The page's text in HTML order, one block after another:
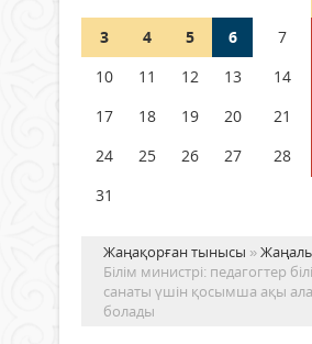
Германия аптап ыстыққа
бастады
04 тамыз 2026 ж.
3
4 5 6 7
10
11 12 13 14
17
18 19 20 21
24
25 26 27 28
31
Жаңақорған тынысы »
Білім министрі: педагогтер
санаты үшін қосымша ақы
болады